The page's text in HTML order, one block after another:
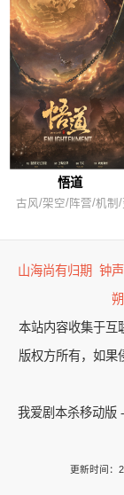
悟道
古风/架空/阵营/机制/
山海尚有归期 钟
本站内容收集于互
版权方所有，如果
我爱剧本杀移动版
更新时间：